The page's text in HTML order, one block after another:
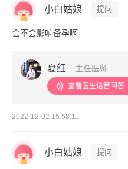
小白姑娘 提问
会不会影响备孕啊
夏红 主任医师
查看医生语音回答
2022-12-02 15:58:11
小白姑娘 提问